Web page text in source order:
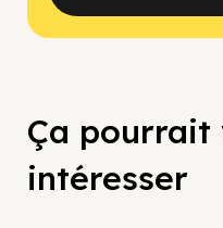
Ça pourrait
intéresser